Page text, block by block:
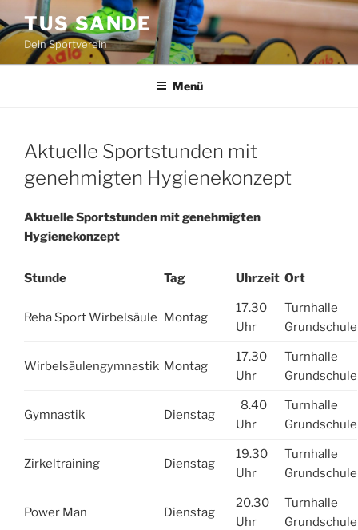
Inhalt
springen
TUS SANDE
Dein Sportverein
Menü
Aktuelle Sportstunden mit
genehmigten Hygienekonzept
Aktuelle Sportstunden mit genehmigten
Hygienekonzept
Stunde Tag Uhrzeit Ort
Reha Sport Wirbelsäule Montag
17.30
Uhr
Turnhalle
Grundschule
Wirbelsäulengymnastik Montag
17.30
Uhr
Turnhalle
Grundschule
Gymnastik Dienstag
8.40
Uhr
Turnhalle
Grundschule
Zirkeltraining Dienstag
19.30
Uhr
Turnhalle
Grundschule
Power Man Dienstag
20.30
Uhr
Turnhalle
Grundschule